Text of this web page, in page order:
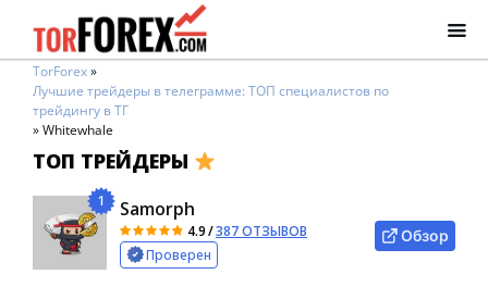
TorForex»
Лучшие трейдеры в телеграмме: ТОП специалистов по
трейдингу в ТГ
»Whitewhale
ТОП ТРЕЙДЕРЫ
1 Samorph
4.9/387 ОТЗЫВОВ
Проверен
Обзор